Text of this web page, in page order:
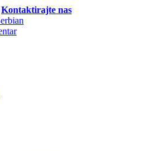
Kontaktirajte nas